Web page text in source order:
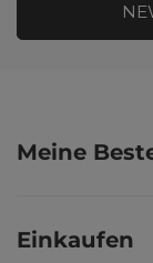
Meine
Einkaufen